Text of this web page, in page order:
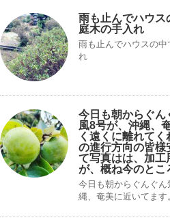
雨も止んでハウス
庭木の手入れ
雨も止んでハウスの
れ
今日も朝からぐん
風8号が、沖縄、
く遠くに離れて
の進行方向の皆様
て写真はは、加工
が、概ね今のとこ
今日も朝からぐんぐ
縄、奄美に近いてます